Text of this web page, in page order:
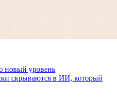
новый уровень
скрываются в ИИ, который